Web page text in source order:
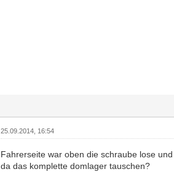
25.09.2014, 16:54
Fahrerseite war oben die schraube lose
da das komplette domlager tauschen?